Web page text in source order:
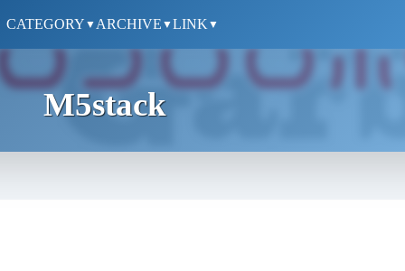
CATEGORY ▼ ARCHIVE ▼LINK ▼
M5stack